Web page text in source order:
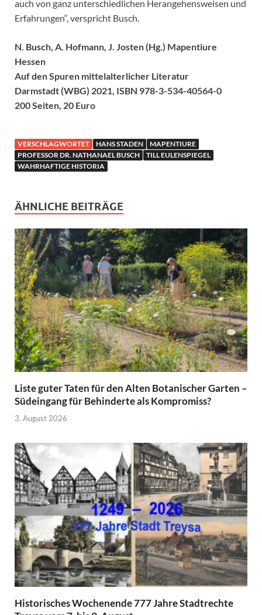
auch von ganz unterschiedlichen Herangehensweisen und
Erfahrungen“, verspricht Busch.
N. Busch, A. Hofmann, J. Josten (Hg.) Mapentiure
Hessen
Auf den Spuren mittelalterlicher Literatur
Darmstadt (WBG) 2021, ISBN 978-3-534-40564-0
200 Seiten, 20 Euro
VERSCHLAGWORTET HANS STADEN
MAPENTIURE
PROFESSOR DR. NATHANAEL BUSCH
TILL EULENSPIEGEL
WAHRHAFTIGE HISTORIA
ÄHNLICHE BEITRÄGE
Liste guter Taten für den Alten Botanischer Garten –
Südeingang für Behinderte als Kompromiss?
3. August 2026
Historisches Wochenende 777 Jahre Stadtrechte